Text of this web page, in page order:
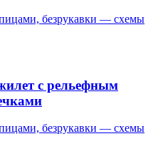
безрукавки — схемы
с рельефным
безрукавки — схемы